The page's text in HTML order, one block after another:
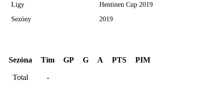
Ligy
Hentinen Cup 2019
Sezóny
2019
Sezóna Tím GP G A PTS PIM
Total -